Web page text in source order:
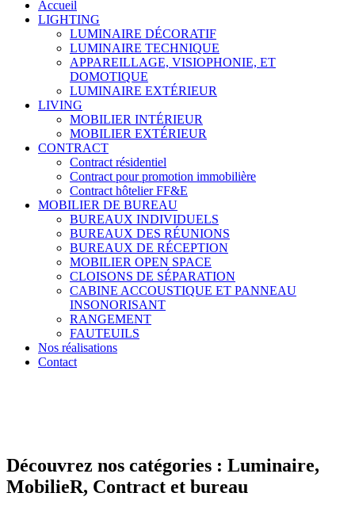
Accueil
LIGHTING
LUMINAIRE DÉCORATIF
LUMINAIRE TECHNIQUE
APPAREILLAGE, VISIOPHONIE, ET
DOMOTIQUE
LUMINAIRE EXTÉRIEUR
LIVING
MOBILIER INTÉRIEUR
MOBILIER EXTÉRIEUR
CONTRACT
Contract résidentiel
Contract pour promotion immobilière
Contract hôtelier FF&E
MOBILIER DE BUREAU
BUREAUX INDIVIDUELS
BUREAUX DES RÉUNIONS
BUREAUX DE RÉCEPTION
MOBILIER OPEN SPACE
CLOISONS DE SÉPARATION
CABINE ACCOUSTIQUE ET PANNEAU
INSONORISANT
RANGEMENT
FAUTEUILS
Nos réalisations
Contact
Découvrez nos catégories : Luminaire,
MobilieR, Contract et bureau